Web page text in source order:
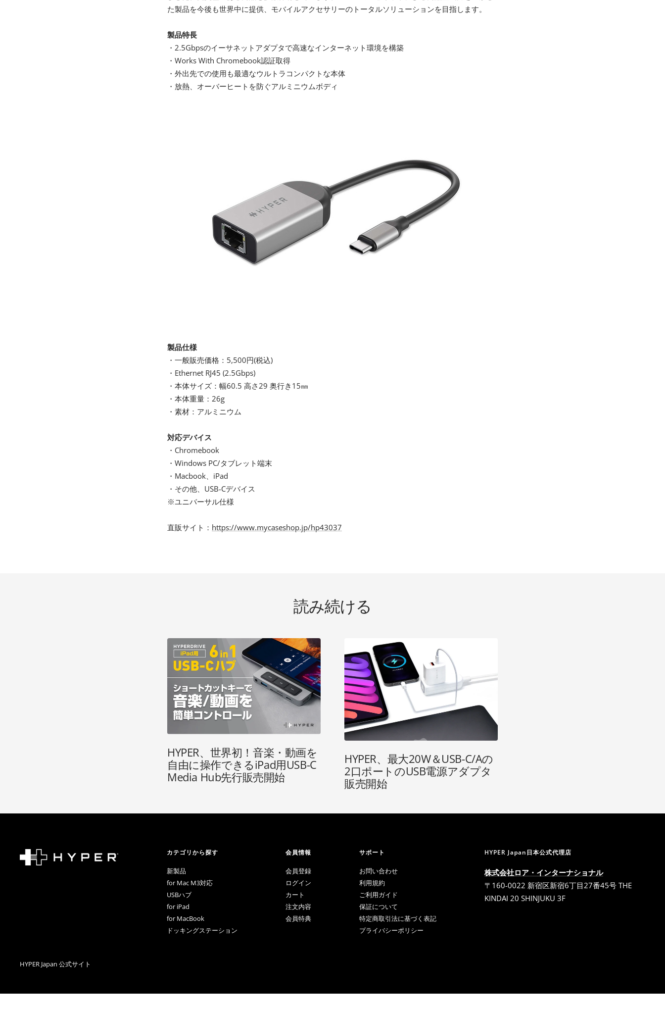
た製品を今後も世界中に提供、モバイルアクセサリーのトータルソリューションを目指します。
製品特長
・2.5Gbpsのイーサネットアダプタで高速なインターネット環境を構築
・Works With Chromebook認証取得
・外出先での使用も最適なウルトラコンパクトな本体
・放熱、オーバーヒートを防ぐアルミニウムボディ
製品仕様
・一般販売価格：5,500円(税込)
・Ethernet RJ45 (2.5Gbps)
・本体サイズ：幅60.5 高さ29 奥行き15㎜
・本体重量：26g
・素材：アルミニウム
対応デバイス
・Chromebook
・Windows PC/タブレット端末
・Macbook、iPad
・その他、USB-Cデバイス
※ユニバーサル仕様
直販サイト： https://www.mycaseshop.jp/hp43037
読み続ける
HYPER、世界初！音楽・動画を
自由に操作できるiPad用USB-C
Media Hub先行販売開始
HYPER、最大20W＆USB-C/Aの
2口ポートのUSB電源アダプタ
販売開始
カテゴリから探す
新製品
for Mac M3対応
USBハブ
for iPad
for MacBook
ドッキングステーション
会員情報
会員登録
ログイン
カート
注文内容
会員特典
サポート
お問い合わせ
利用規約
ご利用ガイド
保証について
特定商取引法に基づく表記
プライバシーポリシー
HYPER Japan日本公式代理店
株式会社ロア・インターナショナル
〒160-0022 新宿区新宿6丁目27番45号 THE
KINDAI 20 SHINJUKU 3F
HYPER Japan 公式サイト